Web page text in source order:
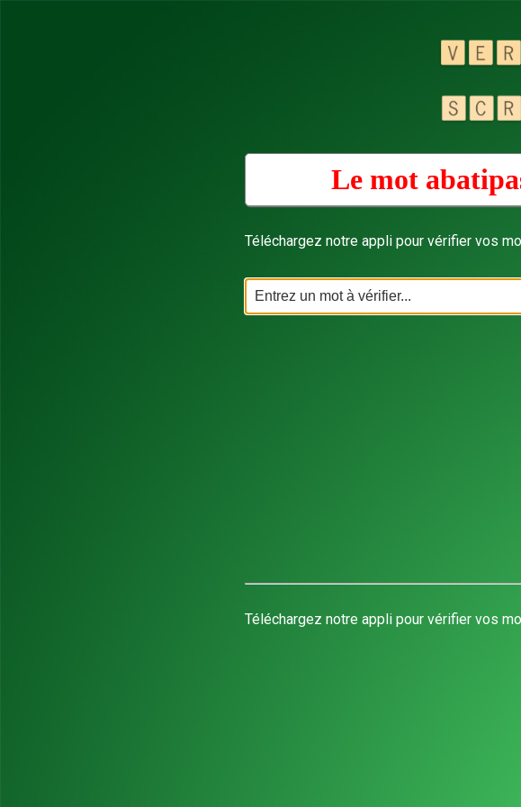
Le mot
Téléchargez notre appli pour vérifier vos
Téléchargez notre appli pour vérifier vos